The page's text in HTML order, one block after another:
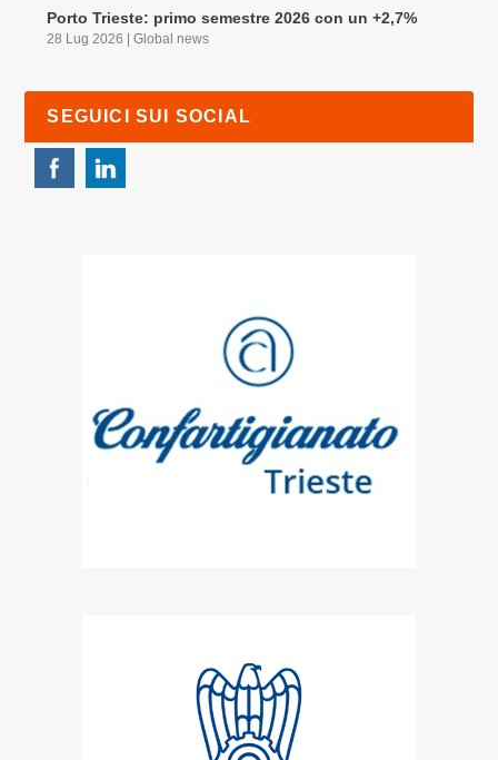
Porto Trieste: primo semestre 2026 con un +2,7%
28 Lug 2026 |Global news
SEGUICI SUI SOCIAL